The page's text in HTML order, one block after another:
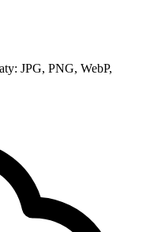
JPG, PNG, WebP,